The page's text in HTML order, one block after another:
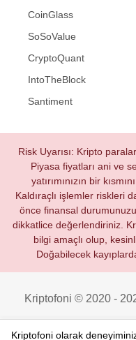
CoinGlass
SoSoValue
CryptoQuant
IntoTheBlock
Santiment
Risk Uyarısı: Kripto
Piyasa fiyatları ani ve
yatırımınızın bir
Kaldıraçlı işlemler riskleri
önce finansal
dikkatlice değerlendiriniz.
bilgi amaçlı olup,
Doğabilecek
Kriptofoni © 2020 -
Kriptofoni olarak